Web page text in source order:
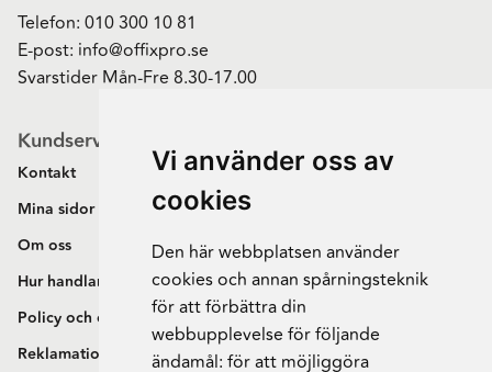
Vi använder oss av
cookies
Den här webbplatsen använder
cookies och annan spårningsteknik
för att förbättra din
webbupplevelse för följande
ändamål: för att möjliggöra
Telefon: 010 300 10 81
E-post: info@offixpro.se
Svarstider Mån-Fre 8.30-17.00
Kundservice
Kontakt
Mina sidor
Om oss
Hur handlar jag?
Policy och cookies
Reklamation och retur